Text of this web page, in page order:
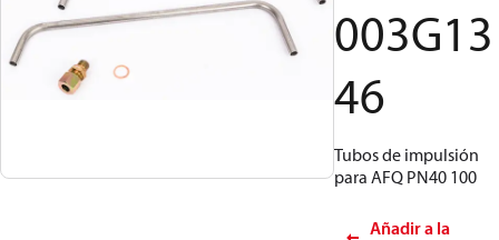
003G13
46
Tubos de impulsión
para AFQ PN40 100
Añadir a la